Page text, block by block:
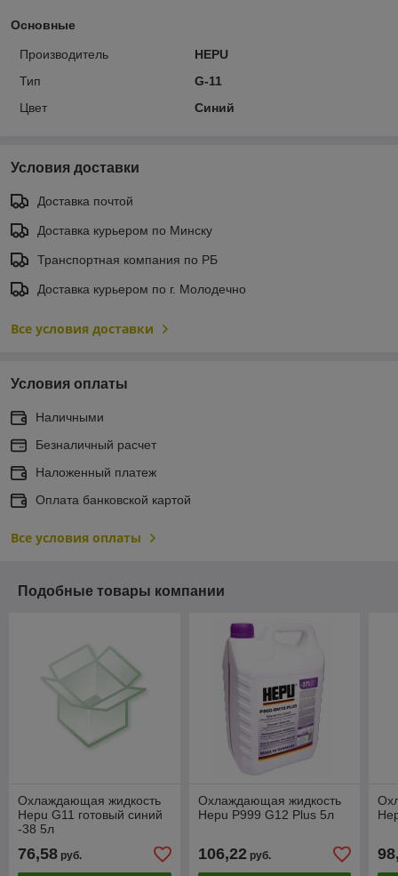
Основные
Производитель
HEPU
Тип
G-11
Цвет
Синий
Условия доставки
Доставка почтой
Доставка курьером по Минску
Транспортная компания по РБ
Доставка курьером по г. Молодечно
Все условия доставки
Условия оплаты
Наличными
Безналичный расчет
Наложенный платеж
Оплата банковской картой
Все условия оплаты
Подобные товары компании
Охлаждающая жидкость
Hepu G11 готовый синий
-38 5л
76,58 руб.
Охлаждающая жидкость
Hepu P999 G12 Plus 5л
106,22руб.